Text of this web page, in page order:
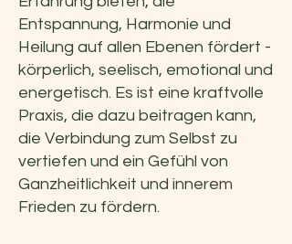
Entspannung, Harmonie und
Heilung auf allen Ebenen fördert -
körperlich, seelisch, emotional und
energetisch. Es ist eine kraftvolle
Praxis, die dazu beitragen kann,
die Verbindung zum Selbst zu
vertiefen und ein Gefühl von
Ganzheitlichkeit und innerem
Frieden zu fördern.